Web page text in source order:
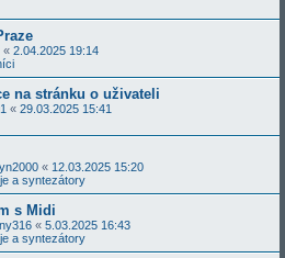
« 2.04.2025 19:14
na stránku o uživateli
« 29.03.2025 15:41
« 12.03.2025 15:20
a syntezátory
s Midi
« 5.03.2025 16:43
a syntezátory